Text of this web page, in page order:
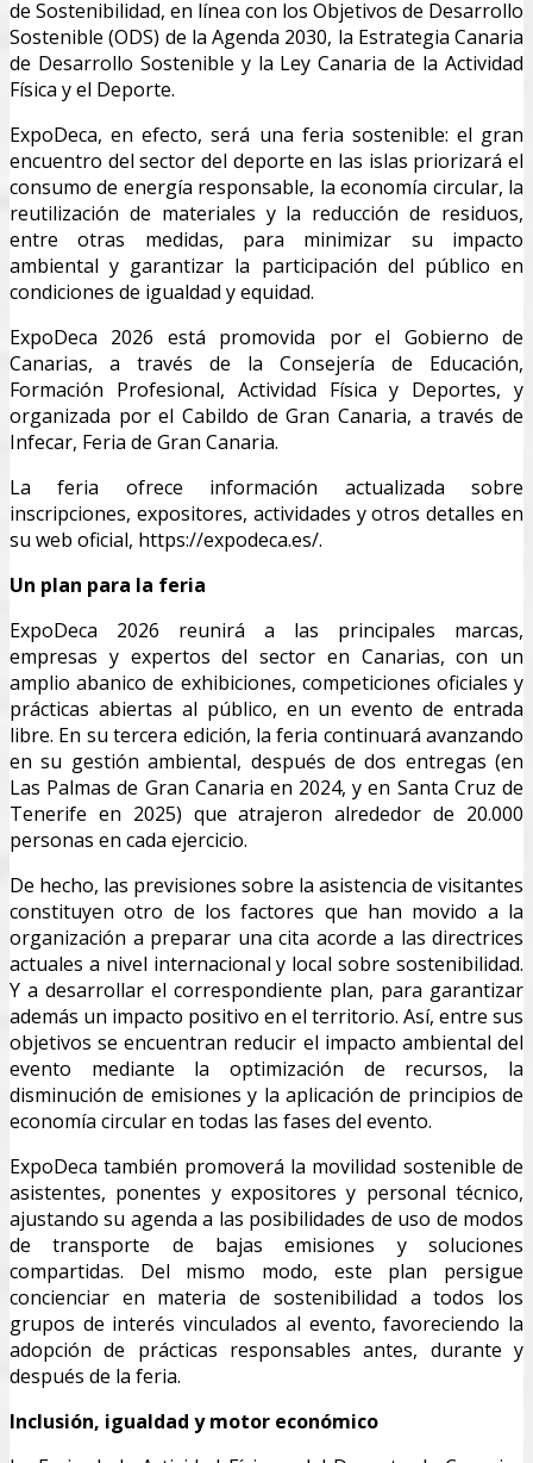
de Sostenibilidad, en línea con los Objetivos de Desarrollo
Sostenible (ODS) de la Agenda 2030, la Estrategia Canaria
de Desarrollo Sostenible y la Ley Canaria de la Actividad
Física y el Deporte.
ExpoDeca, en efecto, será una feria sostenible: el gran
encuentro del sector del deporte en las islas priorizará el
consumo de energía responsable, la economía circular, la
reutilización de materiales y la reducción de residuos,
entre otras medidas, para minimizar su impacto
ambiental y garantizar la participación del público en
condiciones de igualdad y equidad.
ExpoDeca 2026 está promovida por el Gobierno de
Canarias, a través de la Consejería de Educación,
Formación Profesional, Actividad Física y Deportes, y
organizada por el Cabildo de Gran Canaria, a través de
Infecar, Feria de Gran Canaria.
La feria ofrece información actualizada sobre
inscripciones, expositores, actividades y otros detalles en
su web oficial, https://expodeca.es/.
Un plan para la feria
ExpoDeca 2026 reunirá a las principales marcas,
empresas y expertos del sector en Canarias, con un
amplio abanico de exhibiciones, competiciones oficiales y
prácticas abiertas al público, en un evento de entrada
libre. En su tercera edición, la feria continuará avanzando
en su gestión ambiental, después de dos entregas (en
Las Palmas de Gran Canaria en 2024, y en Santa Cruz de
Tenerife en 2025) que atrajeron alrededor de 20.000
personas en cada ejercicio.
De hecho, las previsiones sobre la asistencia de visitantes
constituyen otro de los factores que han movido a la
organización a preparar una cita acorde a las directrices
actuales a nivel internacional y local sobre sostenibilidad.
Y a desarrollar el correspondiente plan, para garantizar
además un impacto positivo en el territorio. Así, entre sus
objetivos se encuentran reducir el impacto ambiental del
evento mediante la optimización de recursos, la
disminución de emisiones y la aplicación de principios de
economía circular en todas las fases del evento.
ExpoDeca también promoverá la movilidad sostenible de
asistentes, ponentes y expositores y personal técnico,
ajustando su agenda a las posibilidades de uso de modos
de transporte de bajas emisiones y soluciones
compartidas. Del mismo modo, este plan persigue
concienciar en materia de sostenibilidad a todos los
grupos de interés vinculados al evento, favoreciendo la
adopción de prácticas responsables antes, durante y
después de la feria.
Inclusión, igualdad y motor económico